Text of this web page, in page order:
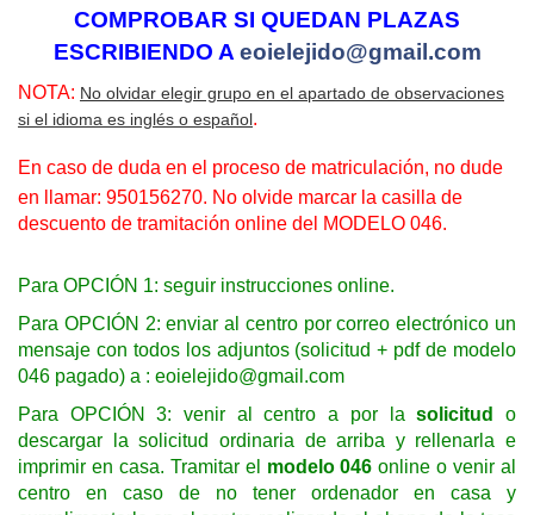
COMPROBAR SI QUEDAN PLAZAS
ESCRIBIENDO A eoielejido@gmail.com
NOTA: No olvidar elegir grupo en el apartado de observaciones
si el idioma es inglés o español.
En caso de duda en el proceso de matriculación, no dude
en llamar: 950156270. No olvide marcar la casilla de
descuento de tramitación online del MODELO 046.
Para OPCIÓN 1: seguir instrucciones online.
Para OPCIÓN 2: enviar al centro por correo electrónico un
mensaje con todos los adjuntos (solicitud + pdf de modelo
046 pagado) a : eoielejido@gmail.com
Para OPCIÓN 3: venir al centro a por lasolicitud
o
descargar la solicitud ordinaria de arriba y rellenarla e
imprimir en casa. Tramitar el modelo 046 online o venir al
centro en caso de no tener ordenador en casa y